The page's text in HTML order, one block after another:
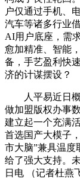
户仅通过手机、
汽车等诸多行业
AI用户底座，需
愈加精准、智能
备，手艺盈利快
济的计谋摆设？
人平易近日概
做加盟版权办事
建立起一个充满
首选国产大模子
市大脑”兼具温度
给了强大支持。
日电 （记者杜燕